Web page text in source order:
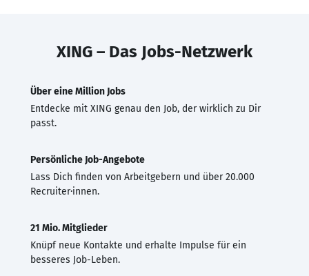
XING – Das Jobs-Netzwerk
Über eine Million Jobs
Entdecke mit XING genau den Job, der wirklich zu Dir
passt.
Persönliche Job-Angebote
Lass Dich finden von Arbeitgebern und über 20.000
Recruiter·innen.
21 Mio. Mitglieder
Knüpf neue Kontakte und erhalte Impulse für ein
besseres Job-Leben.